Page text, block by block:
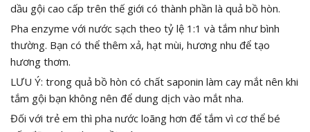
dầu gội cao cấp trên thế giới có thành phần là quả bồ hòn.
Pha enzyme với nước sạch theo tỷ lệ 1:1 và tắm như bình
thường. Bạn có thể thêm xả, hạt mùi, hương nhu để tạo
hương thơm.
LƯU Ý: trong quả bồ hòn có chất saponin làm cay mắt nên khi
tắm gội bạn không nên để dung dịch vào mắt nha.
Đối với trẻ em thì pha nước loãng hơn để tắm vì cơ thể bé